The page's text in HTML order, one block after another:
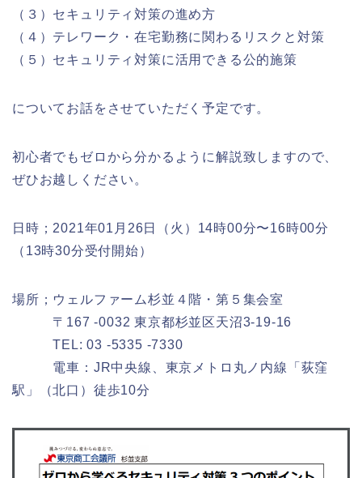
（３）セキュリティ対策の進め方
（４）テレワーク・在宅勤務に関わるリスクと対策
（５）セキュリティ対策に活用できる公的施策
についてお話をさせていただく予定です。
初心者でもゼロから分かるように解説致しますので、
ぜひお越しください。
日時；2021年01月26日（火） 14時00分〜16時00分
（ 13時30分受付開始）
場所； ウェルファーム杉並４階・第５集会室
〒167 -0032 東京都杉並区天沼3-19-16
TEL: 03 -5335 -7330
電車：JR中央線、東京メトロ丸ノ内線「荻窪
駅」（北口）徒歩10分